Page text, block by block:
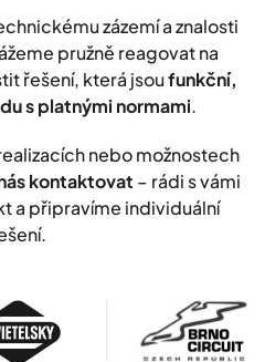
zázemí a znalosti
pružně reagovat na
řešení, která jsoufunkční,
s platnými normami.
nebo možnostech
kontaktovat – rádi s vámi
a připravíme individuální